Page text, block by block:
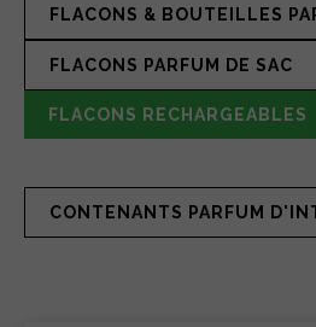
FLACONS & BOUTEILLES
FLACONS PARFUM DE SAC
FLACONS RECHARGEABLES
CONTENANTS PARFUM